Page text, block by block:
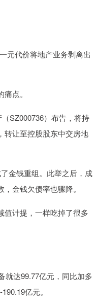
代价将地产业务剥离出
点。
SZ000736）布告，将持
转让至控股股东中交房地
金钱重组。此举之后，成
金钱欠债率也骤降。
计提，一样吃掉了很多
达99.77亿元，同比加多
亿元。